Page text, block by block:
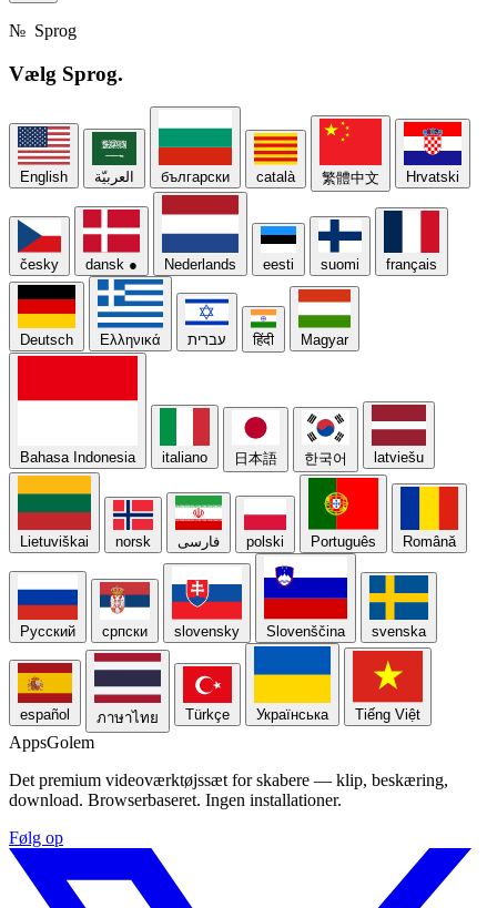
№ Sprog
Vælg Sprog.
English العربيّة български català 繁體中文 Hrvatski
česky dansk ● Nederlands eesti suomi français
Deutsch Ελληνικά עברית हिंदी Magyar
Bahasa Indonesia italiano 日本語 한국어 latviešu
Lietuviškai norsk فارسی polski Português Română
Русский српски slovensky Slovenščina svenska
español ภาษาไทย Türkçe Українська Tiếng Việt
AppsGolem
Det premium videoværktøjssæt for skabere — klip, beskæring,
download. Browserbaseret. Ingen installationer.
Følg op